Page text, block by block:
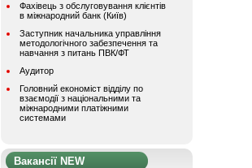
Фахівець з обслуговування клієнтів
в міжнародний банк (Київ)
Заступник начальника управління
методологічного забезпечення та
навчання з питань ПВК/ФТ
Аудитор
Головний економіст відділу по
взаємодії з національними та
міжнародними платіжними
системами
Вакансії NEW